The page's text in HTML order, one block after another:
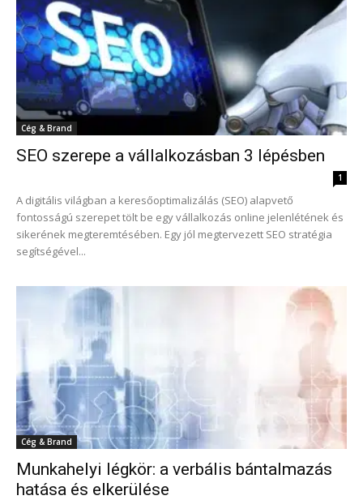
Cég & Brand
SEO szerepe a vállalkozásban 3 lépésben
1
A digitális világban a keresőoptimalizálás (SEO) alapvető
fontosságú szerepet tölt be egy vállalkozás online jelenlétének és
sikerének megteremtésében. Egy jól megtervezett SEO stratégia
segítségével...
Cég & Brand
Munkahelyi légkör: a verbális bántalmazás
hatása és elkerülése